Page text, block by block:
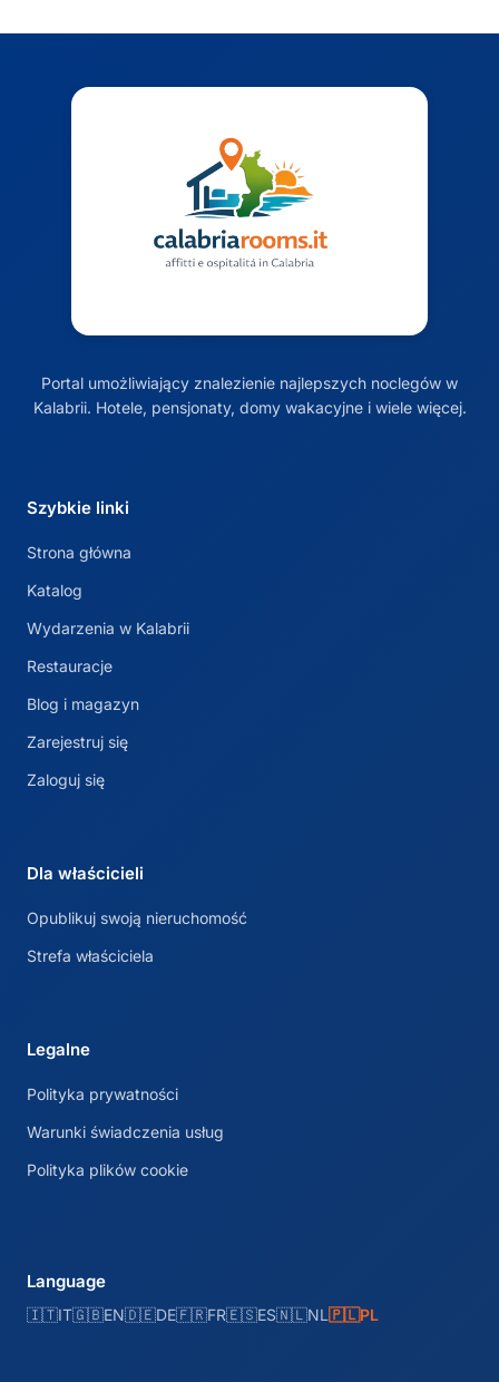
Portal umożliwiający znalezienie najlepszych noclegów w
Kalabrii. Hotele, pensjonaty, domy wakacyjne i wiele więcej.
Szybkie linki
Strona główna
Katalog
Wydarzenia w Kalabrii
Restauracje
Blog i magazyn
Zarejestruj się
Zaloguj się
Dla właścicieli
Opublikuj swoją nieruchomość
Strefa właściciela
Legalne
Polityka prywatności
Warunki świadczenia usług
Polityka plików cookie
Language
🇮🇹IT🇬🇧EN🇩🇪DE🇫🇷FR🇪🇸ES🇳🇱NL🇵🇱PL